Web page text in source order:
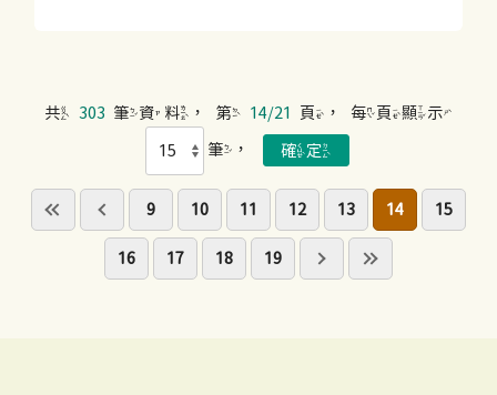
共 303 筆資料，第 14/21 頁，每頁顯示
筆，
9 10 11 12 13 14 15
16 17 18 19